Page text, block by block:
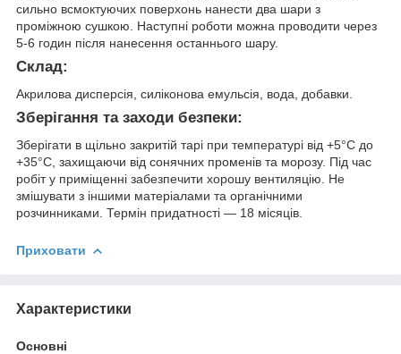
сильно всмоктуючих поверхонь нанести два шари з
проміжною сушкою. Наступні роботи можна проводити через
5-6 годин після нанесення останнього шару.
Склад:
Акрилова дисперсія, силіконова емульсія, вода, добавки.
Зберігання та заходи безпеки:
Зберігати в щільно закритій тарі при температурі від +5°C до
+35°C, захищаючи від сонячних променів та морозу. Під час
робіт у приміщенні забезпечити хорошу вентиляцію. Не
змішувати з іншими матеріалами та органічними
розчинниками. Термін придатності — 18 місяців.
Приховати
Характеристики
Основні